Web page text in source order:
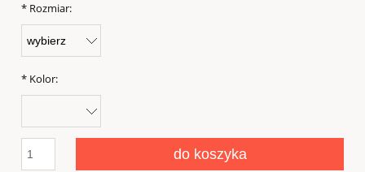
* Rozmiar:
* Kolor:
do koszyka